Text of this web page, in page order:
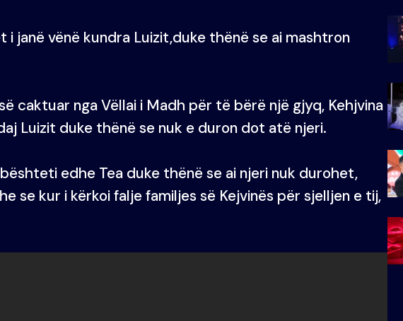
janë vënë kundra Luizit,duke thënë se ai mashtron
caktuar nga Vëllai i Madh për të bërë një gjyq, Kehjvina
Luizit duke thënë se nuk e duron dot atë njeri.
edhe Tea duke thënë se ai njeri nuk durohet,
se kur i kërkoi falje familjes së Kejvinës për sjelljen e tij,